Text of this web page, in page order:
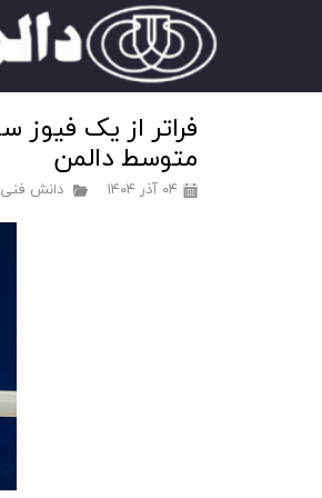
متوسط دالمن
۰۴ آذر ۱۴۰۴ دانش فنی